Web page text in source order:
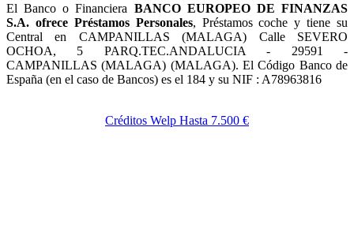
El Banco o Financiera BANCO EUROPEO DE FINANZAS
S.A. ofrece Préstamos Personales, Préstamos coche y tiene su
Central en CAMPANILLAS (MALAGA) Calle SEVERO
OCHOA, 5 PARQ.TEC.ANDALUCIA - 29591 -
CAMPANILLAS (MALAGA) (MALAGA). El Código Banco de
España (en el caso de Bancos) es el 184 y su NIF : A78963816
Créditos Welp Hasta 7.500 €